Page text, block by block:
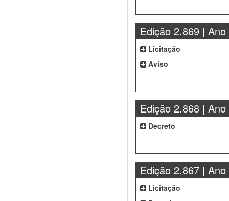
Edição 2.869 | Ano
Licitação
Aviso
Edição 2.868 | Ano
Decreto
Edição 2.867 | Ano
Licitação